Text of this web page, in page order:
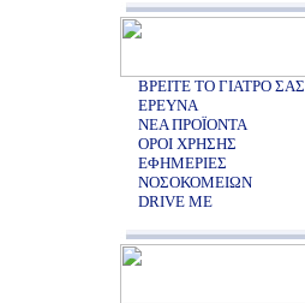
ΒΡΕΙΤΕ ΤΟ ΓΙΑΤΡΟ ΣΑΣ
ΕΡΕΥΝΑ
ΝΕΑ ΠΡΟΪΟΝΤΑ
ΟΡΟΙ ΧΡΗΣΗΣ
ΕΦΗΜΕΡΙΕΣ
ΝΟΣΟΚΟΜΕΙΩΝ
DRIVE ME